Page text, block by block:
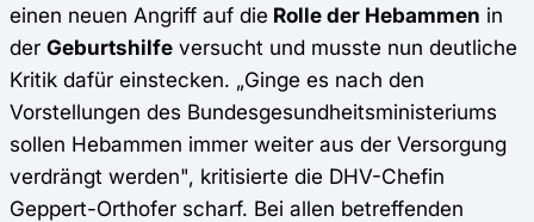
einen neuen Angriff auf die Rolle der Hebammen in
der Geburtshilfe versucht und musste nun deutliche
Kritik dafür einstecken. „Ginge es nach den
Vorstellungen des Bundesgesundheitsministeriums
sollen Hebammen immer weiter aus der Versorgung
verdrängt werden", kritisierte die DHV-Chefin
Geppert-Orthofer scharf. Bei allen betreffenden